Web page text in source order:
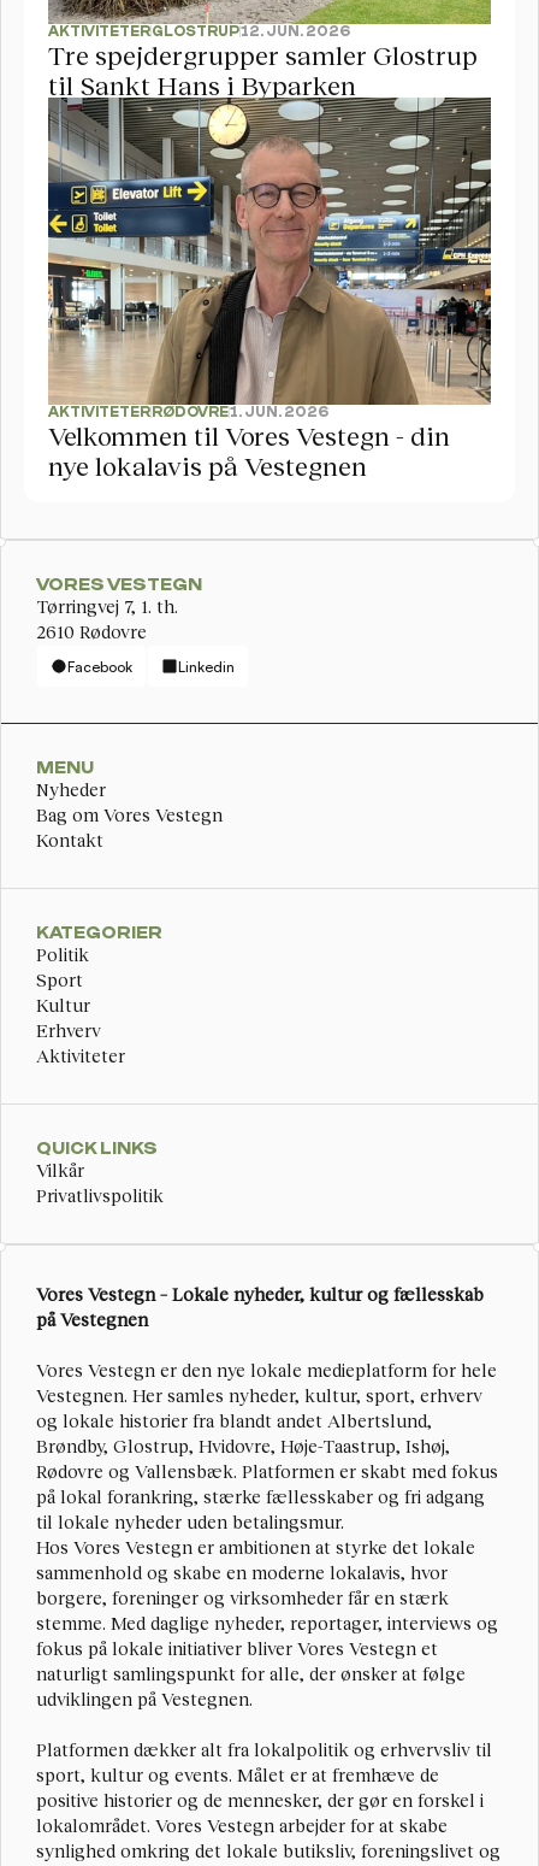
AKTIVITETERGLOSTRUP12. JUN. 2026
Tre spejdergrupper samler Glostrup
til Sankt Hans i Byparken
AKTIVITETER RØDOVRE1. JUN. 2026
Velkommen til Vores Vestegn - din
nye lokalavis på Vestegnen
VORES VESTEGN
Tørringvej 7, 1. th.
2610 Rødovre
Facebook Linkedin
MENU
Nyheder
Bag om Vores Vestegn
Kontakt
KATEGORIER
Politik
Sport
Kultur
Erhverv
Aktiviteter
QUICK LINKS
Vilkår
Privatlivspolitik
Vores Vestegn – Lokale nyheder, kultur og fællesskab
på Vestegnen
Vores Vestegn er den nye lokale medieplatform for hele
Vestegnen. Her samles nyheder, kultur, sport, erhverv
og lokale historier fra blandt andet Albertslund,
Brøndby, Glostrup, Hvidovre, Høje-Taastrup, Ishøj,
Rødovre og Vallensbæk. Platformen er skabt med fokus
på lokal forankring, stærke fællesskaber og fri adgang
til lokale nyheder uden betalingsmur.
Hos Vores Vestegn er ambitionen at styrke det lokale
sammenhold og skabe en moderne lokalavis, hvor
borgere, foreninger og virksomheder får en stærk
stemme. Med daglige nyheder, reportager, interviews og
fokus på lokale initiativer bliver Vores Vestegn et
naturligt samlingspunkt for alle, der ønsker at følge
udviklingen på Vestegnen.
Platformen dækker alt fra lokalpolitik og erhvervsliv til
sport, kultur og events. Målet er at fremhæve de
positive historier og de mennesker, der gør en forskel i
lokalområdet. Vores Vestegn arbejder for at skabe
synlighed omkring det lokale butiksliv, foreningslivet og